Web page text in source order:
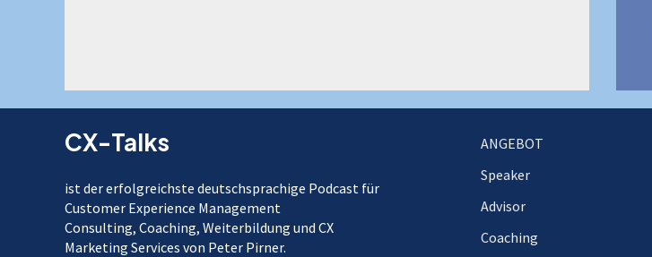
CX-Talks
ist der erfolgreichste deutschsprachige Podcast für
Customer Experience Management
Consulting, Coaching, Weiterbildung und CX
Marketing Services von Peter Pirner.
ANGEBOT
Speaker
Advisor
Coaching